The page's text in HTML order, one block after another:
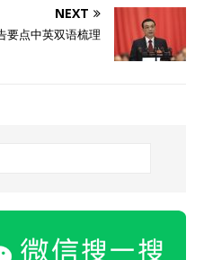
NEXT
要点中英双语梳理